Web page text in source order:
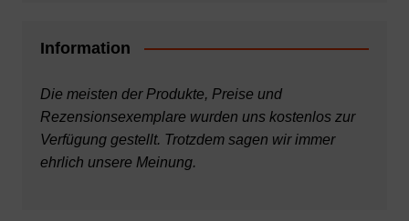
Information
Die meisten der Produkte, Preise und
Rezensionsexemplare wurden uns kostenlos zur
Verfügung gestellt. Trotzdem sagen wir immer
ehrlich unsere Meinung.